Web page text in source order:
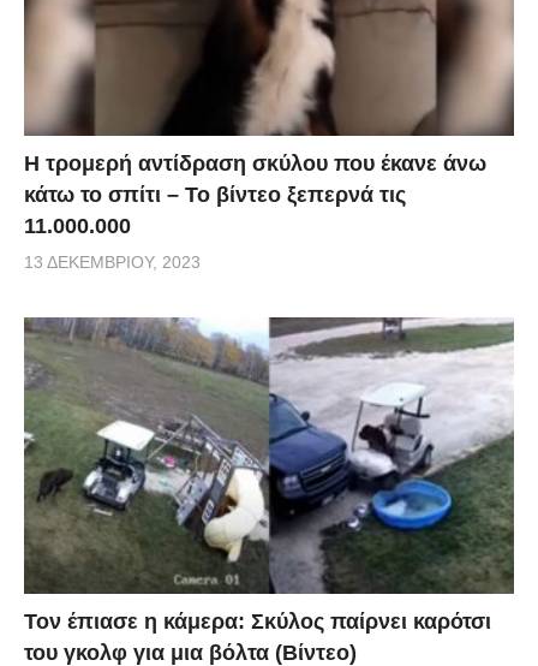
Η τρομερή αντίδραση σκύλου που έκανε άνω
κάτω το σπίτι – Το βίντεο ξεπερνά τις
11.000.000
13 ΔΕΚΕΜΒΡΊΟΥ, 2023
Τον έπιασε η κάμερα: Σκύλος παίρνει καρότσι
του γκολφ για μια βόλτα (Βίντεο)